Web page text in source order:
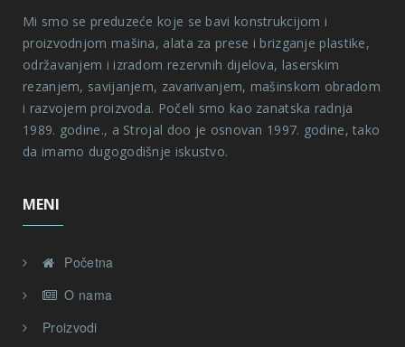
Usluge
Kontakt
Facebook
NAJNOVIJE SA FACEBOOK-A
Prijavite se na naš newsletter